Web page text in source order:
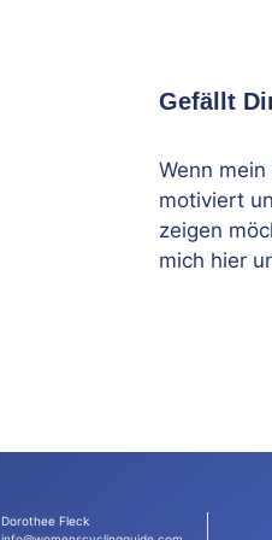
Gefällt
Wenn
motiviert
zeigen
mich hier
Dorothee Fleck